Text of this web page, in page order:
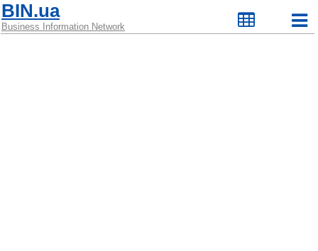
BIN.ua
Business Information Network